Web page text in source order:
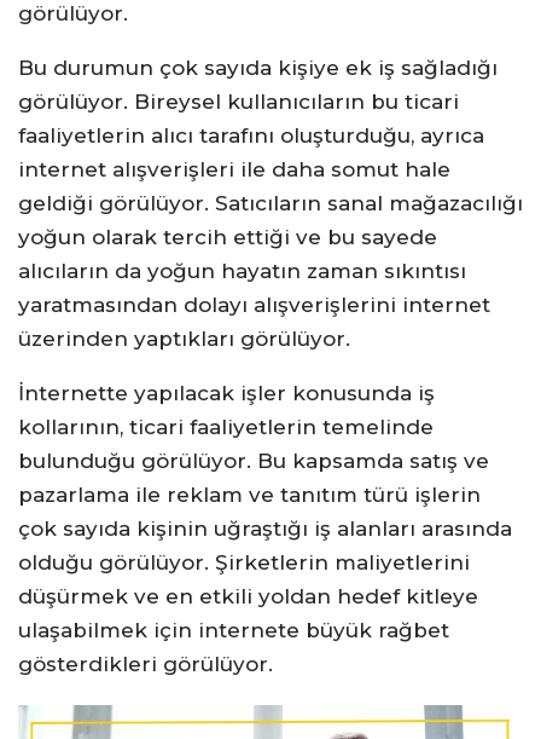
görülüyor.
Bu durumun çok sayıda kişiye ek iş sağladığı
görülüyor. Bireysel kullanıcıların bu ticari
faaliyetlerin alıcı tarafını oluşturduğu, ayrıca
internet alışverişleri ile daha somut hale
geldiği görülüyor. Satıcıların sanal mağazacılığı
yoğun olarak tercih ettiği ve bu sayede
alıcıların da yoğun hayatın zaman sıkıntısı
yaratmasından dolayı alışverişlerini internet
üzerinden yaptıkları görülüyor.
İnternette yapılacak işler konusunda iş
kollarının, ticari faaliyetlerin temelinde
bulunduğu görülüyor. Bu kapsamda satış ve
pazarlama ile reklam ve tanıtım türü işlerin
çok sayıda kişinin uğraştığı iş alanları arasında
olduğu görülüyor. Şirketlerin maliyetlerini
düşürmek ve en etkili yoldan hedef kitleye
ulaşabilmek için internete büyük rağbet
gösterdikleri görülüyor.